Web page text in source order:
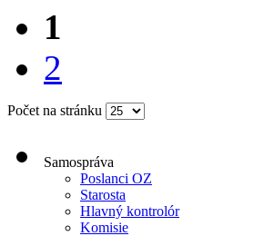
1
2
Počet na stránku
Samospráva
Poslanci OZ
Starosta
Hlavný kontrolór
Komisie